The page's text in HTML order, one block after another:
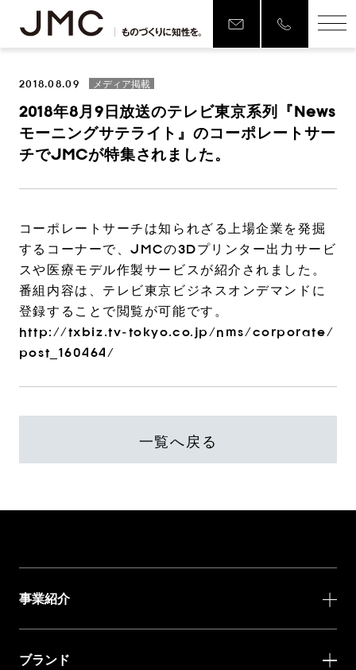
2018.08.09 メディア掲載
2018年8月9日放送のテレビ東京系列『News
モーニングサテライト』のコーポレートサー
チでJMCが特集されました。
コーポレートサーチは知られざる上場企業を発掘
するコーナーで、JMCの3Dプリンター出力サービ
スや医療モデル作製サービスが紹介されました。
番組内容は、テレビ東京ビジネスオンデマンドに
登録することで閲覧が可能です。
http://txbiz.tv-tokyo.co.jp/nms/corporate/
post_160464/
一覧へ戻る
事業紹介
ブランド